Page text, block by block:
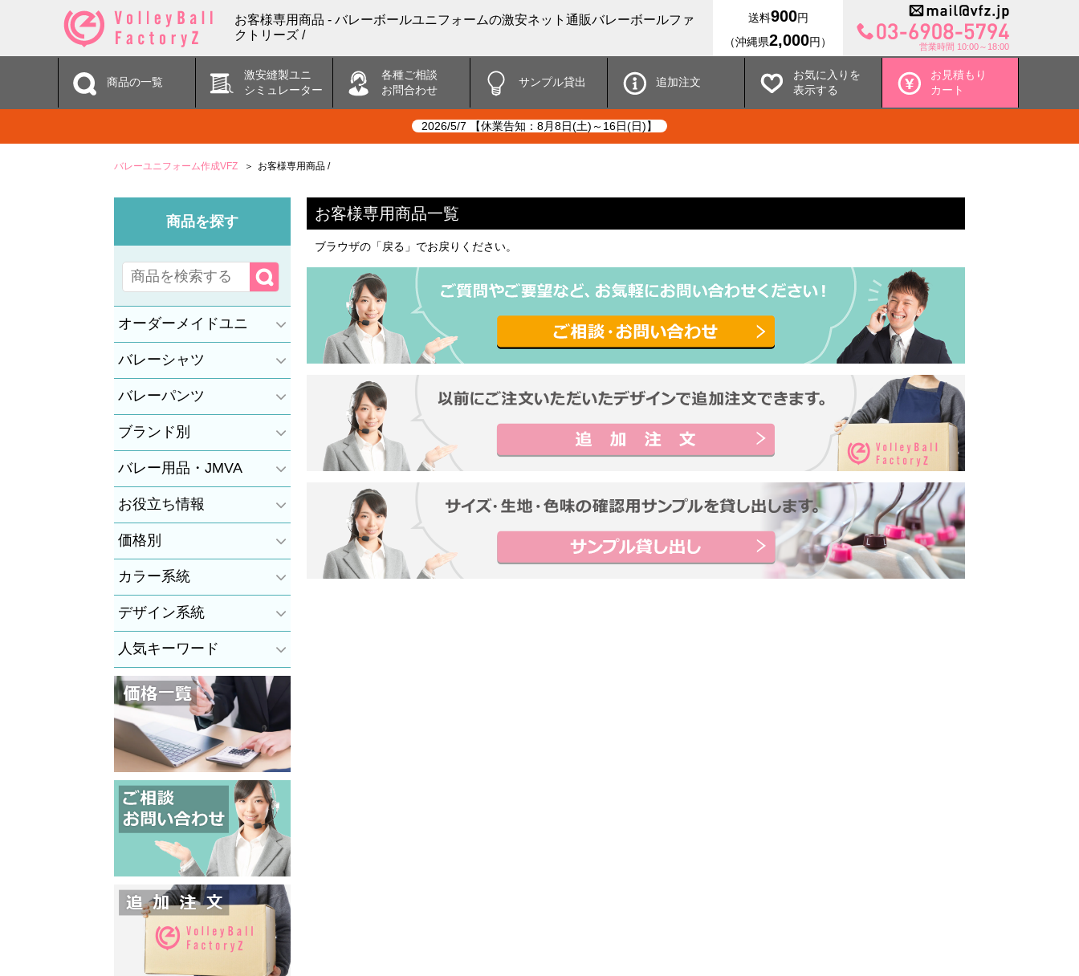
お客様専用商品 - バレーボールユニフォームの激安ネット通販バレーボールファ
クトリーズ /
送料900円
（沖縄県2,000円） 営業時間 10:00～18:00
商品の一覧
激安縫製ユニ
シミュレーター
各種ご相談
お問合わせ
サンプル貸出 追加注文
お気に入りを
表示する
お見積もり
カート
2026/5/7 【休業告知：8月8日(土)～16日(日)】
バレーユニフォーム作成VFZ お客様専用商品 /
お客様専用商品一覧
ブラウザの「戻る」でお戻りください。
商品を探す
オーダーメイドユニ
バレーシャツ
バレーパンツ
ブランド別
バレー用品・JMVA
お役立ち情報
価格別
カラー系統
デザイン系統
人気キーワード